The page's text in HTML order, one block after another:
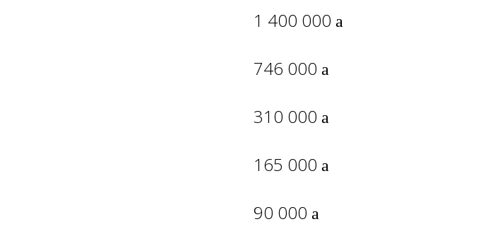
1 400 000
746 000
310 000
165 000
90 000